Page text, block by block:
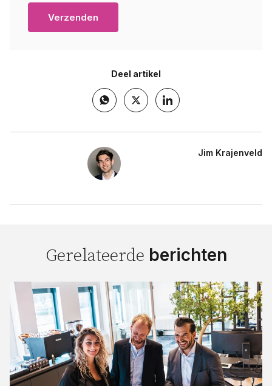
Deel artikel
Jim Krajenveld
Gerelateerde berichten